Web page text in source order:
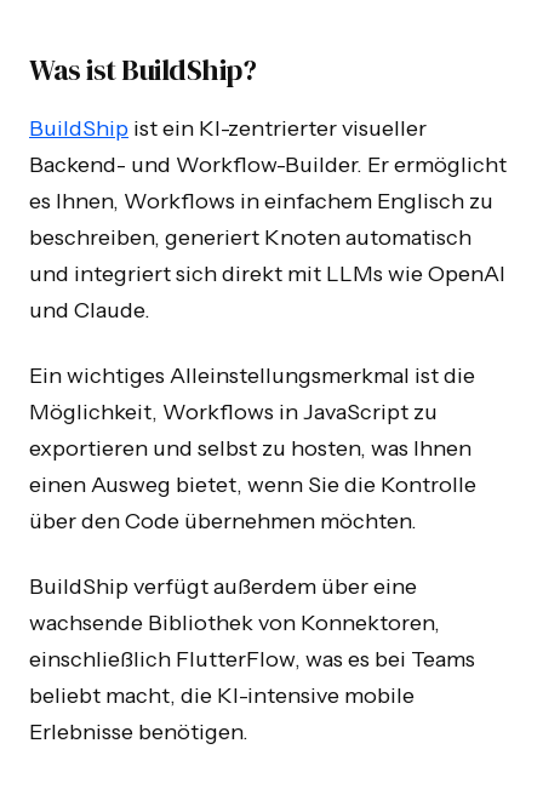
Was ist BuildShip?
BuildShip ist ein KI-zentrierter visueller
Backend- und Workflow-Builder. Er ermöglicht
es Ihnen, Workflows in einfachem Englisch zu
beschreiben, generiert Knoten automatisch
und integriert sich direkt mit LLMs wie OpenAI
und Claude.
Ein wichtiges Alleinstellungsmerkmal ist die
Möglichkeit, Workflows in JavaScript zu
exportieren und selbst zu hosten, was Ihnen
einen Ausweg bietet, wenn Sie die Kontrolle
über den Code übernehmen möchten.
BuildShip verfügt außerdem über eine
wachsende Bibliothek von Konnektoren,
einschließlich FlutterFlow, was es bei Teams
beliebt macht, die KI-intensive mobile
Erlebnisse benötigen.